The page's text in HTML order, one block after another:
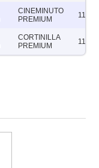
CINEMINUTO
PREMIUM
11
CORTINILLA
PREMIUM
11